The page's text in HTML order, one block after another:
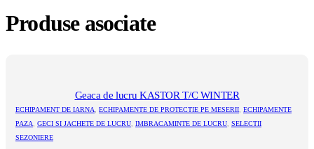
Produse asociate
Geaca de lucru KASTOR T/C WINTER
ECHIPAMENT DE IARNA, ECHIPAMENTE DE PROTECTIE PE MESERII, ECHIPAMENTE
PAZA, GECI SI JACHETE DE LUCRU, IMBRACAMINTE DE LUCRU, SELECTII
SEZONIERE